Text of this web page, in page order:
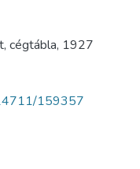
, cégtábla, 1927
159357